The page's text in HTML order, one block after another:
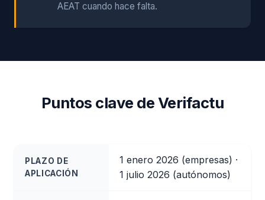
AEAT cuando hace falta.
Puntos clave de Verifactu
PLAZO DE
APLICACIÓN
1 enero 2026 (empresas) ·
1 julio 2026 (autónomos)